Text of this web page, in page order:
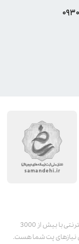
پت استور به عنوان یکی از قدیمی‌ترین پت شاپ های اینترنتی با بیش از 3000
نیازهای پت شما هست.